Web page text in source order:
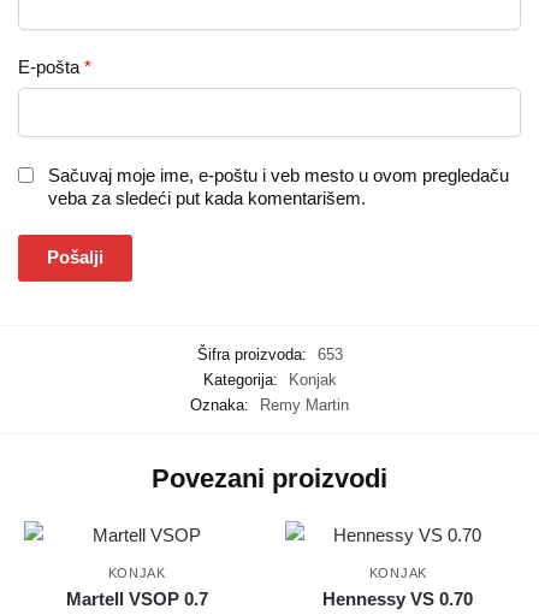
E-pošta *
Sačuvaj moje ime, e-poštu i veb mesto u ovom pregledaču
veba za sledeći put kada komentarišem.
Šifra proizvoda:
653
Kategorija:
Konjak
Oznaka:
Remy Martin
Povezani proizvodi
KONJAK
Martell VSOP 0.7
KONJAK
Hennessy VS 0.70